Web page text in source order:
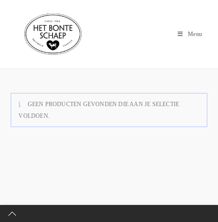
Menu
GEEN PRODUCTEN GEVONDEN DIE AAN JE SELECTIE
VOLDOEN.